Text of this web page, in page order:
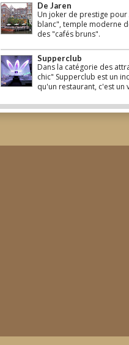
De Jaren
Un joker de prestige
blanc", temple moderne
des "cafés bruns".
Supperclub
Dans la catégorie des
chic" Supperclub est un
qu'un restaurant, c'est un